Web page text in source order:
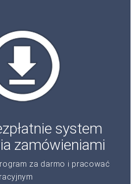
system
zamówieniami
za darmo i pracować